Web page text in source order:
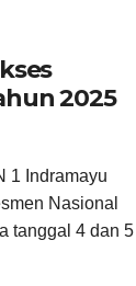
2025
1 Indramayu
Nasional
tanggal 4 dan 5